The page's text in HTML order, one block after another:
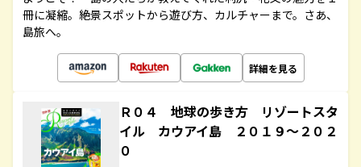
冊に凝縮。絶景スポットから遊び方、カルチャーまで。さあ、
島旅へ。
詳細を見る
Ｒ０４ 地球の歩き方 リゾートスタ
イル カウアイ島 ２０１９～２０２
０